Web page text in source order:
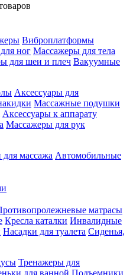
Виброплатформы
ног Массажеры для тела
для шеи и плеч Вакуумные
Аксессуары для
Массажные подушки
Аксессуары к аппарату
Массажеры для рук
массажа Автомобильные
матрасы
Кресла каталки Инвалидные
Насадки для туалета Сиденья,
Тренажеры для
для ванной Подъемники